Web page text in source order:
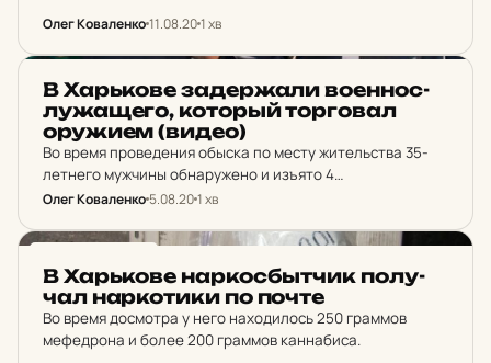
Олег Коваленко11.08.201 хв
В Харь­ко­ве за­дер­жа­ли во­ен­нос­
лу­жа­ще­го, ко­торый тор­го­вал
ору­жи­ем (видео)
Во время проведения обыска по месту жительства 35-
летнего мужчины обнаружено и изъято 4
электродетонатора, 2 корпуса ручных гранат РГД-5,
патроны калибра 5,45…
Олег Коваленко5.08.201 хв
В Харь­ко­ве нар­кос­бытчик по­лу­
чал нар­ко­ти­ки по почте
Во время досмотра у него находилось 250 граммов
мефедрона и более 200 граммов каннабиса.